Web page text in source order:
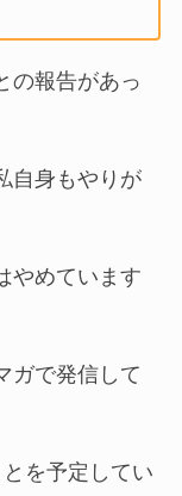
の報告があっ
自身もやりが
やめています
ガで発信して
を予定してい